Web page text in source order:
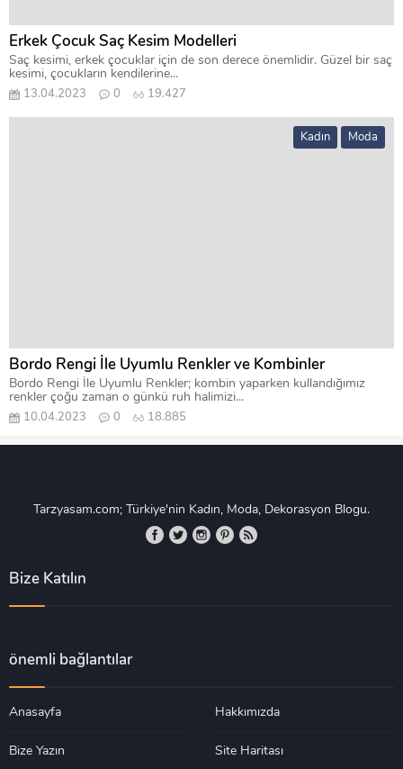
Erkek Çocuk Saç Kesim Modelleri
Saç kesimi, erkek çocuklar için de son derece önemlidir. Güzel bir saç
kesimi, çocukların kendilerine...
13.04.2023 0 19.427
Kadın Moda
Bordo Rengi İle Uyumlu Renkler ve Kombinler
Bordo Rengi İle Uyumlu Renkler; kombin yaparken kullandığımız
renkler çoğu zaman o günkü ruh halimizi...
10.04.2023 0 18.885
Tarzyasam.com; Türkiye'nin Kadın, Moda, Dekorasyon Blogu.
Bize Katılın
önemli bağlantılar
Anasayfa Hakkımızda
Bize Yazın Site Haritası